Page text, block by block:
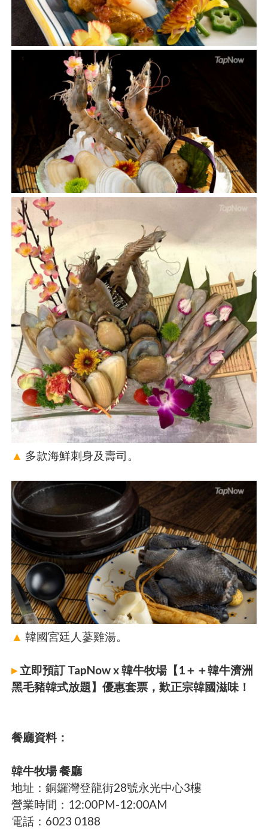
▲ 多款海鮮刺身及壽司。
▲ 韓國宮廷人蔘雞湯。
▸立即預訂 TapNow x 韓牛牧場【1＋＋韓牛濟洲
黑毛豬韓式放題】優惠套票，歎正宗韓國滋味！
餐廳資料：
韓牛牧場 餐廳
地址：銅鑼灣登龍街28號永光中心3樓
營業時間：12:00PM-12:00AM
電話：6023 0188